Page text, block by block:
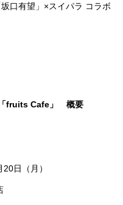
口有望」×スイパラ コラボ
「fruits Cafe」 概要
日（月）